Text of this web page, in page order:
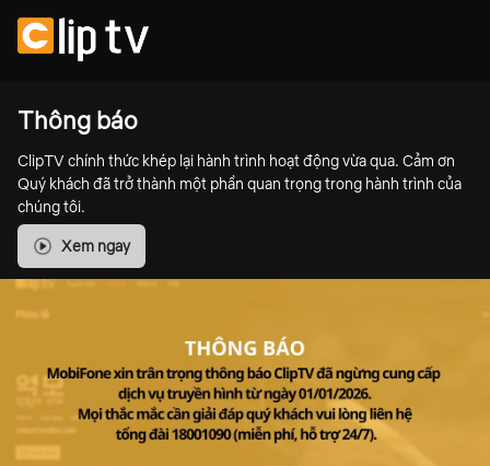
Thông báo
ClipTV chính thức khép lại hành trình hoạt động vừa qua. Cảm ơn
Quý khách đã trở thành một phần quan trọng trong hành trình của
chúng tôi.
Xem ngay